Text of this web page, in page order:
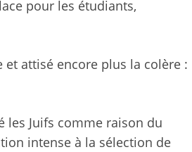
pour les étudiants,
attisé encore plus la colère :
Juifs comme raison du
intense à la sélection de